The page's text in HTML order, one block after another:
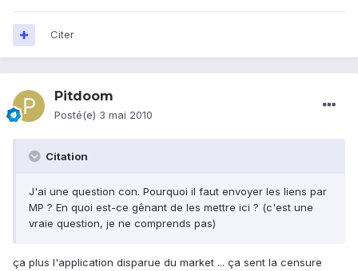
Citer
Pitdoom
Posté(e) 3 mai 2010
Citation
J'ai une question con. Pourquoi il faut envoyer les liens par
MP ? En quoi est-ce gênant de les mettre ici ? (c'est une
vraie question, je ne comprends pas)
ça plus l'application disparue du market ... ça sent la censure